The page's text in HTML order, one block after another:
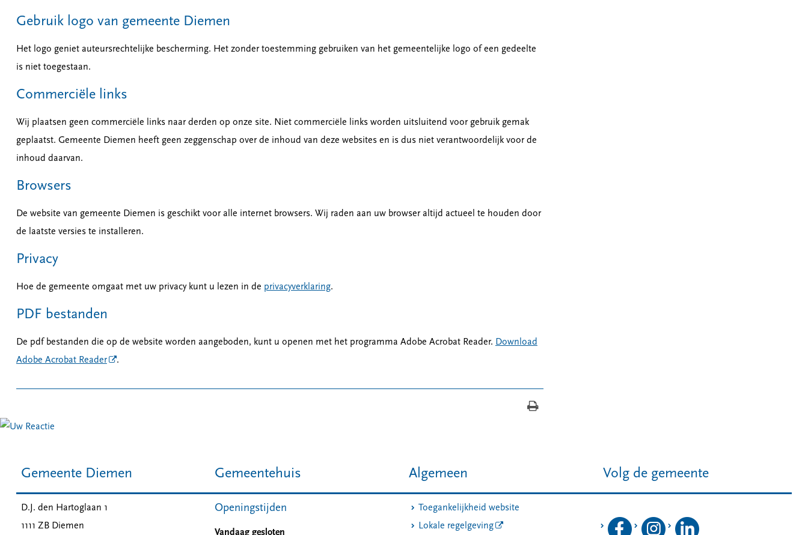
Gebruik logo van gemeente Diemen
Het logo geniet auteursrechtelijke bescherming. Het zonder toestemming gebruiken van het gemeentelijke logo of een gedeelte
is niet toegestaan.
Commerciële links
Wij plaatsen geen commerciële links naar derden op onze site. Niet commerciële links worden uitsluitend voor gebruik gemak
geplaatst. Gemeente Diemen heeft geen zeggenschap over de inhoud van deze websites en is dus niet verantwoordelijk voor de
inhoud daarvan.
Browsers
De website van gemeente Diemen is geschikt voor alle internet browsers. Wij raden aan uw browser altijd actueel te houden door
de laatste versies te installeren.
Privacy
Hoe de gemeente omgaat met uw privacy kunt u lezen in de privacyverklaring.
PDF bestanden
De pdf bestanden die op de website worden aangeboden, kunt u openen met het programma Adobe Acrobat Reader. Download
Adobe Acrobat Reader
.
Gemeente Diemen
D.J. den Hartoglaan 1
1111 ZB Diemen
Gemeentehuis
Openingstijden
Vandaag gesloten
Algemeen
Toegankelijkheid website
Lokale regelgeving
Volg de gemeente